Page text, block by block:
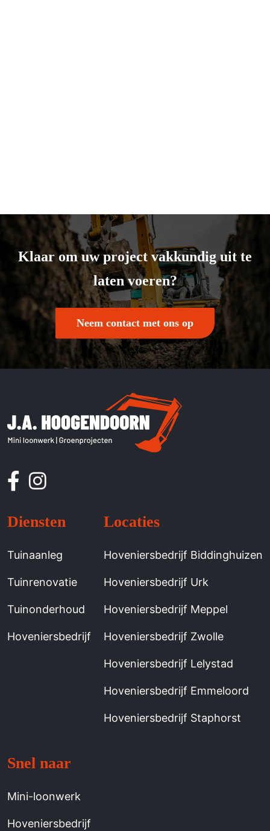
Klaar om uw project vakkundig uit te
laten voeren?
Neem contact met ons op
Diensten
Tuinaanleg
Tuinrenovatie
Tuinonderhoud
Hoveniersbedrijf
Locaties
Hoveniersbedrijf Biddinghuizen
Hoveniersbedrijf Urk
Hoveniersbedrijf Meppel
Hoveniersbedrijf Zwolle
Hoveniersbedrijf Lelystad
Hoveniersbedrijf Emmeloord
Hoveniersbedrijf Staphorst
Snel naar
Mini-loonwerk
Hoveniersbedrijf